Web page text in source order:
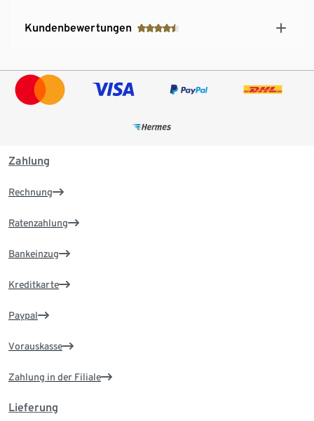
Kundenbewertungen
Zahlung
Rechnung
Ratenzahlung
Bankeinzug
Kreditkarte
Paypal
Vorauskasse
Zahlung in der Filiale
Lieferung